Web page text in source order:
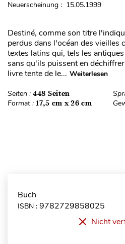
Neuerscheinung : 15.05.1999
Destiné, comme son titre
perdus dans l'océan des vieilles
textes latins qui, tels les
sans qu'ils puissent en
livre tente de le... Weiterlesen
Seiten : 448 Seiten
Format : 17,5 cm x 26 cm
Buch
ISBN : 9782729858025
Nicht